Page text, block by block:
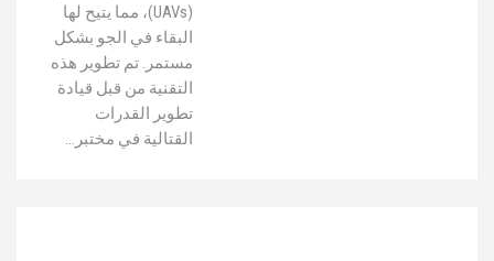
(UAVs)، مما يتيح لها
البقاء في الجو بشكل
مستمر. تم تطوير هذه
التقنية من قبل قيادة
تطوير القدرات
القتالية في مختبر…